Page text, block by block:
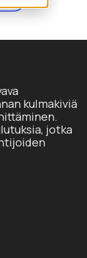
kulmakiviä
jotka